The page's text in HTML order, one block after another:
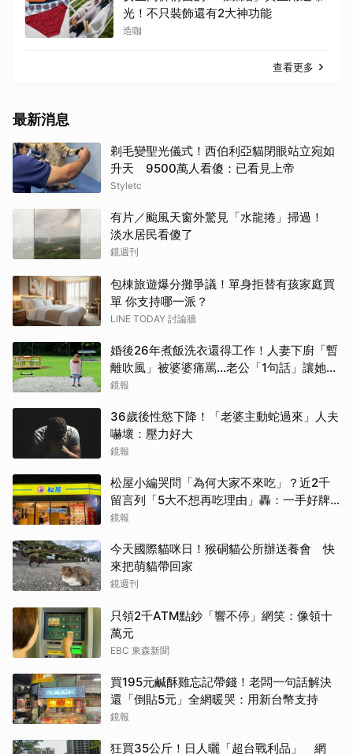
光！不只裝飾還有2大神功能
造咖
查看更多
最新消息
剃毛變聖光儀式！西伯利亞貓閉眼站立宛如
升天 9500萬人看傻：已看見上帝
Styletc
有片／颱風天窗外驚見「水龍捲」掃過！
淡水居民看傻了
鏡週刊
包棟旅遊爆分攤爭議！單身拒替有孩家庭買
單 你支持哪一派？
LINE TODAY 討論牆
婚後26年煮飯洗衣還得工作！人妻下廚「暫
離吹風」被婆婆痛罵…老公「1句話」讓她心
寒
鏡報
36歲後性慾下降！「老婆主動蛇過來」人夫
嚇壞：壓力好大
鏡報
松屋小編哭問「為何大家不來吃」？近2千
留言列「5大不想再吃理由」轟：一手好牌
打到爛
鏡報
今天國際貓咪日！猴硐貓公所辦送養會 快
來把萌貓帶回家
鏡週刊
只領2千ATM點鈔「響不停」網笑：像領十
萬元
EBC 東森新聞
買195元鹹酥雞忘記帶錢！老闆一句話解決
還「倒貼5元」全網暖哭：用新台幣支持
鏡報
狂買35公斤！日人曬「超台戰利品」 網